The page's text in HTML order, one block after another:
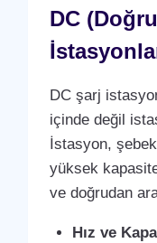
DC
DC şarj
içinde değil
İstasyon,
yüksek
ve doğrudan
Hız ve